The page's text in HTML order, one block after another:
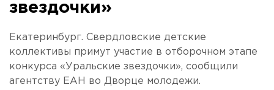
звездочки»
Екатеринбург. Свердловские детские
коллективы примут участие в отборочном этапе
конкурса «Уральские звездочки», сообщили
агентству ЕАН во Дворце молодежи.